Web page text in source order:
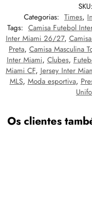
SKU:
Categorias: Times,
Tags: Camisa Futebol
Inter Miami 26/27,
Preta, Camisa Masculina
Inter Miami, Clubes,
Miami CF, Jersey Inter
MLS, Moda esportiva,
Os clientes